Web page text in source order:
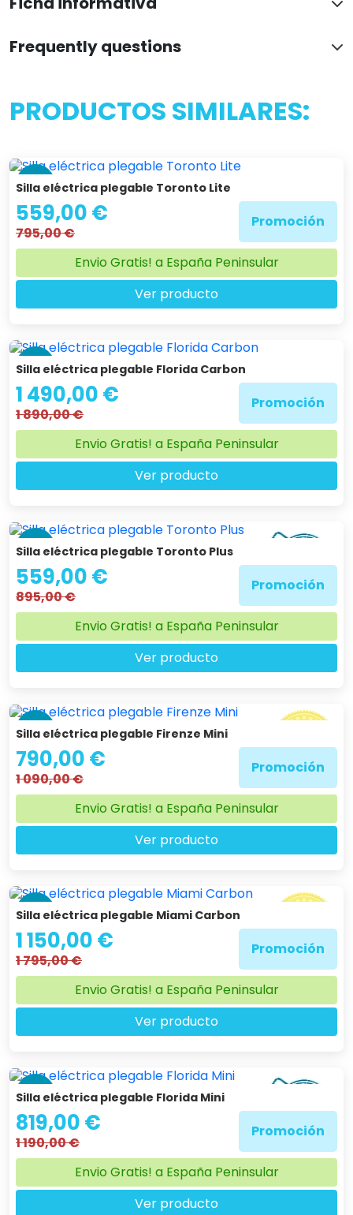
Frequently questions
PRODUCTOS SIMILARES:
-30 %
Silla eléctrica plegable Toronto Lite
559,00 €
795,00 €
Promoción
Envio Gratis! a España Peninsular
Ver producto
-21 %
Silla eléctrica plegable Florida Carbon
1 490,00 €
1 890,00 €
Promoción
Envio Gratis! a España Peninsular
Ver producto
-38 %
Silla eléctrica plegable Toronto Plus
559,00 €
895,00 €
Promoción
Envio Gratis! a España Peninsular
Ver producto
-28 %
Silla eléctrica plegable Firenze Mini
790,00 €
1 090,00 €
Promoción
Envio Gratis! a España Peninsular
Ver producto
-36 %
Silla eléctrica plegable Miami Carbon
1 150,00 €
1 795,00 €
Promoción
Envio Gratis! a España Peninsular
Ver producto
-31 %
Silla eléctrica plegable Florida Mini
819,00 €
1 190,00 €
Promoción
Envio Gratis! a España Peninsular
Ver producto